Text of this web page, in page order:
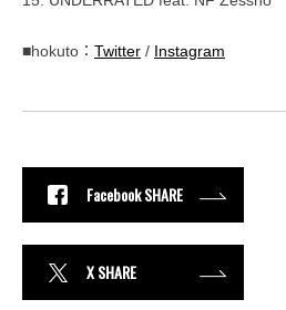
■hokuto： Twitter / Instagram
Facebook SHARE
X SHARE